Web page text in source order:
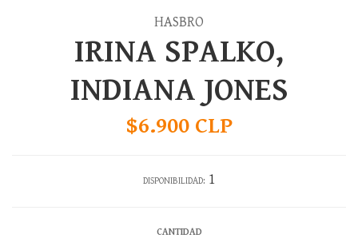
HASBRO
IRINA SPALKO,
INDIANA JONES
$6.900 CLP
DISPONIBILIDAD: 1
CANTIDAD